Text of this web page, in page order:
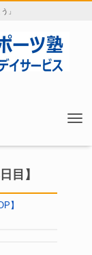
」
目】
】